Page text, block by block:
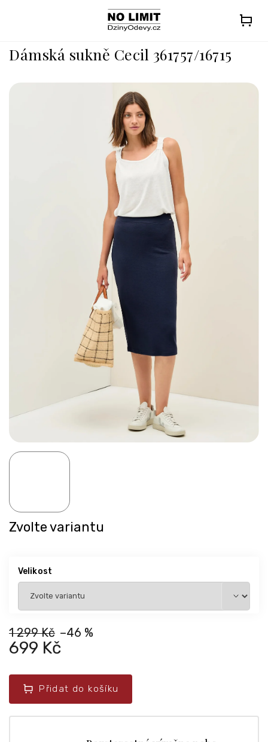
Dámská sukně Cecil 361757/16715
1 299 Kč –46 %
699 Kč
Zvolte variantu
Velikost
Přidat do košíku